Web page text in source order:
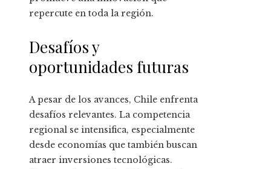
repercute en toda la región.
Desafíos y
oportunidades futuras
A pesar de los avances, Chile enfrenta
desafíos relevantes. La competencia
regional se intensifica, especialmente
desde economías que también buscan
atraer inversiones tecnológicas.